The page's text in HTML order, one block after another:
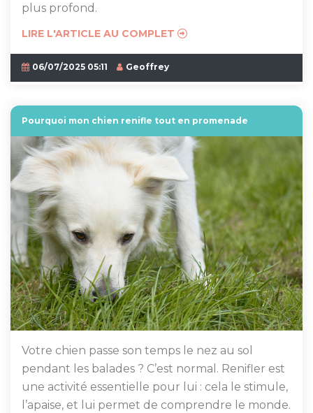
plus profond.
LIRE L'ARTICLE AU COMPLET
06/07/2025 05:11 Geoffrey
Pourquoi mon chien renifle tout en promenade
Votre chien passe son temps le nez au sol
pendant les balades ? C’est normal. Renifler est
une activité essentielle pour lui : cela le stimule,
l’apaise, et lui permet de comprendre le monde.